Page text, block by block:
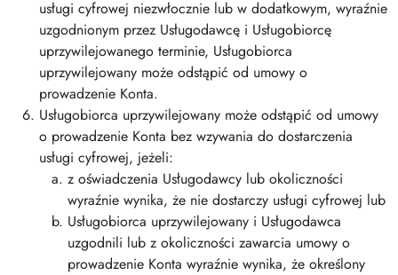
usługi cyfrowej niezwłocznie lub w dodatkowym, wyraźnie
uzgodnionym przez Usługodawcę i Usługobiorcę
uprzywilejowanego terminie, Usługobiorca
uprzywilejowany może odstąpić od umowy o
prowadzenie Konta.
Usługobiorca uprzywilejowany może odstąpić od umowy
o prowadzenie Konta bez wzywania do dostarczenia
usługi cyfrowej, jeżeli:
z oświadczenia Usługodawcy lub okoliczności
wyraźnie wynika, że nie dostarczy usługi cyfrowej lub
Usługobiorca uprzywilejowany i Usługodawca
uzgodnili lub z okoliczności zawarcia umowy o
prowadzenie Konta wyraźnie wynika, że określony